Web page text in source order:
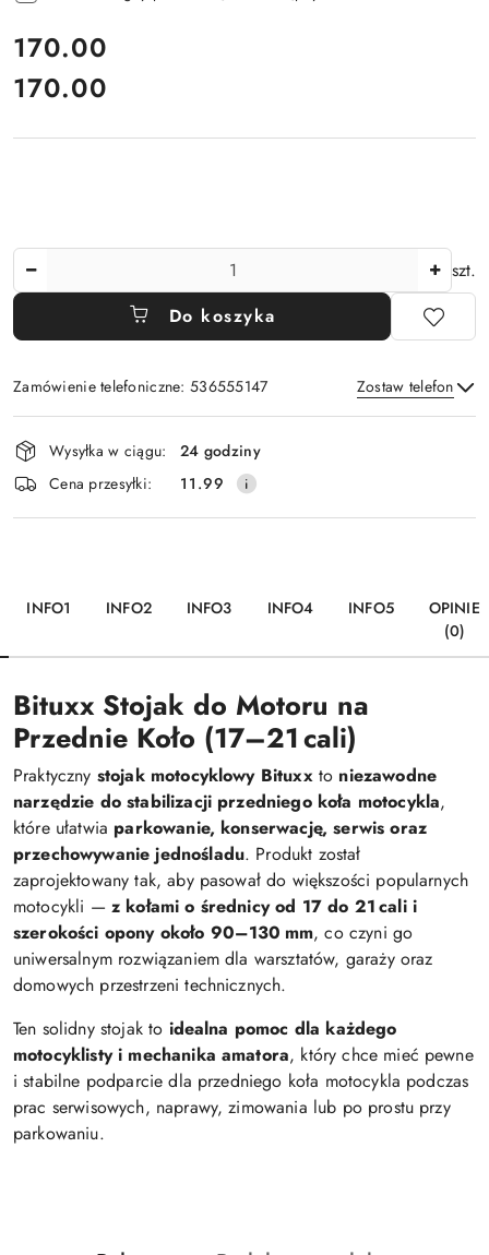
cena:
170.00
Cena:
170.00
szt.
Do koszyka
Zamówienie telefoniczne: 536555147 Zostaw telefon
Wyślij
Dostępność
i
dostawa
Wysyłka w ciągu:
24 godziny
Cena przesyłki:
11.99
INFO1 INFO2 INFO3 INFO4 INFO5
OPINIE
(0)
Bituxx Stojak do Motoru na
Przednie Koło (17–21 cali)
Praktyczny stojak motocyklowy Bituxxto niezawodne
narzędzie do stabilizacji przedniego koła motocykla,
które ułatwia parkowanie, konserwację, serwis oraz
przechowywanie jednośladu. Produkt został
zaprojektowany tak, aby pasował do większości popularnych
motocykli — z kołami o średnicy od 17 do 21 cali i
szerokości opony około 90–130 mm, co czyni go
uniwersalnym rozwiązaniem dla warsztatów, garaży oraz
domowych przestrzeni technicznych.
Ten solidny stojak to idealna pomoc dla każdego
motocyklisty i mechanika amatora, który chce mieć pewne
i stabilne podparcie dla przedniego koła motocykla podczas
prac serwisowych, naprawy, zimowania lub po prostu przy
parkowaniu.